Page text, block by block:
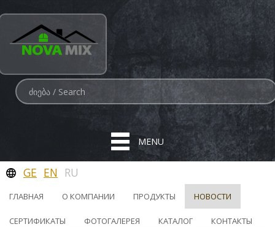
MENU
GE EN RU
ГЛАВНАЯ О КОМПАНИИ ПРОДУКТЫ НОВОСТИ
СЕРТИФИКАТЫ ФОТОГАЛЕРЕЯ КАТАЛОГ КОНТАКТЫ